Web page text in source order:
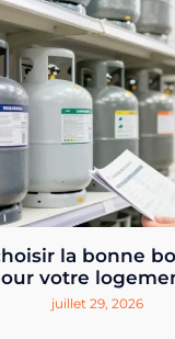
la bonne
votre
juillet 29, 2026